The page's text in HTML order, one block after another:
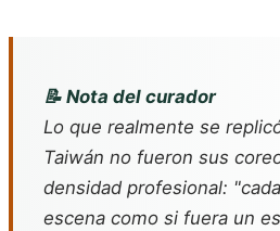
📝 Nota del curador
Lo que realmente se
Taiwán no fueron sus
densidad profesional:
escena como si fuera un